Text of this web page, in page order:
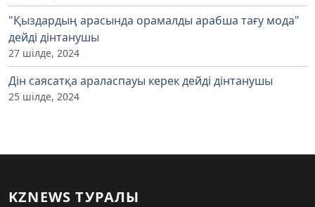
"Қыздардың арасында орамалды арабша тағу мода"
дейді дінтанушы
27 шілде, 2024
Дін саясатқа араласпауы керек дейді дінтанушы
25 шілде, 2024
KZNEWS ТУРАЛЫ